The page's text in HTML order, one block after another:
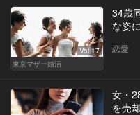
Vol.17
東京マザー婚活
34歳
な姿
恋愛
女・
を売